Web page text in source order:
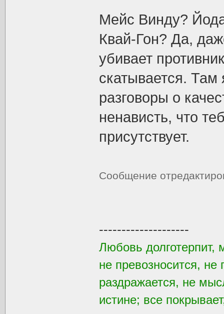
Мейс Винду?
Квай-Гон? Да,
убивает
скатывается. Там
разговоры о
ненависть, что
присутствует.
Сообщение
--------------------
Любовь долготерпит,
не превозносится, не
раздражается, не
истине; все